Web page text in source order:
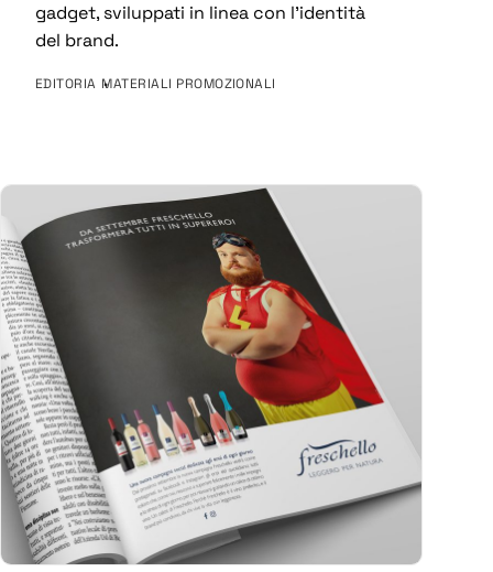
gadget, sviluppati in linea con l’identità
del brand.
EDITORIA MATERIALI PROMOZIONALI